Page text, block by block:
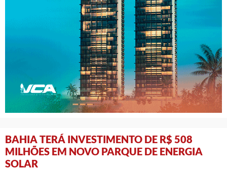
BAHIA TERÁ INVESTIMENTO DE R$ 508
MILHÕES EM NOVO PARQUE DE ENERGIA
SOLAR